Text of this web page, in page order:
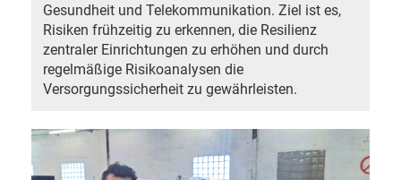
Gesundheit und Telekommunikation. Ziel ist es,
Risiken frühzeitig zu erkennen, die Resilienz
zentraler Einrichtungen zu erhöhen und durch
regelmäßige Risikoanalysen die
Versorgungssicherheit zu gewährleisten.